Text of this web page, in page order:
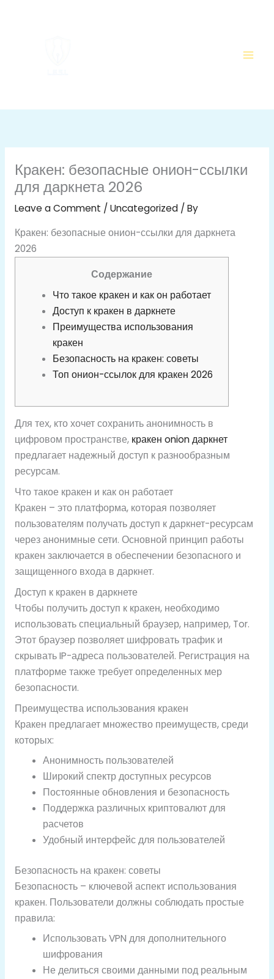
Кракен: безопасные онион-ссылки
для даркнета 2026
Leave a Comment / Uncategorized/ By
Кракен: безопасные онион-ссылки для даркнета
2026
Содержание
Что такое кракен и как он работает
Доступ к кракен в даркнете
Преимущества использования
кракен
Безопасность на кракен: советы
Топ онион-ссылок для кракен 2026
Для тех, кто хочет сохранить анонимность в
цифровом пространстве, кракен onion даркнет
предлагает надежный доступ к разнообразным
ресурсам.
Что такое кракен и как он работает
Кракен – это платформа, которая позволяет
пользователям получать доступ к даркнет-ресурсам
через анонимные сети. Основной принцип работы
кракен заключается в обеспечении безопасного и
защищенного входа в даркнет.
Доступ к кракен в даркнете
Чтобы получить доступ к кракен, необходимо
использовать специальный браузер, например, Tor.
Этот браузер позволяет шифровать трафик и
скрывать IP-адреса пользователей. Регистрация на
платформе также требует определенных мер
безопасности.
Преимущества использования кракен
Кракен предлагает множество преимуществ, среди
которых:
Анонимность пользователей
Широкий спектр доступных ресурсов
Постоянные обновления и безопасность
Поддержка различных криптовалют для
расчетов
Удобный интерфейс для пользователей
Безопасность на кракен: советы
Безопасность – ключевой аспект использования
кракен. Пользователи должны соблюдать простые
правила:
Использовать VPN для дополнительного
шифрования
Не делиться своими данными под реальным